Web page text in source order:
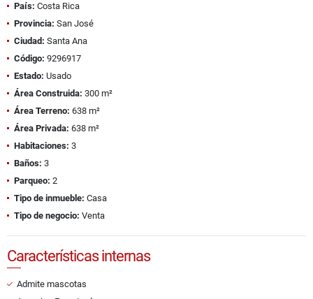
País: Costa Rica
Provincia: San José
Ciudad: Santa Ana
Código: 9296917
Estado: Usado
Área Construida: 300 m²
Área Terreno: 638 m²
Área Privada: 638 m²
Habitaciones: 3
Baños: 3
Parqueo: 2
Tipo de inmueble: Casa
Tipo de negocio: Venta
Características internas
Admite mascotas